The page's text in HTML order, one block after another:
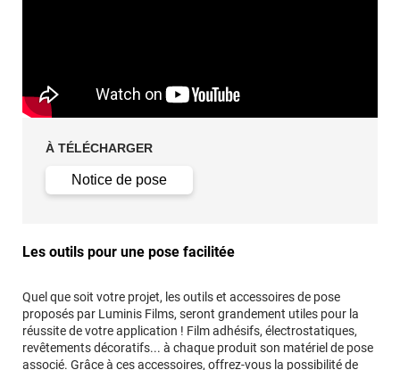
À TÉLÉCHARGER
Notice de pose
Les outils pour une pose facilitée
Quel que soit votre projet, les outils et accessoires de pose
proposés par Luminis Films, seront grandement utiles pour la
réussite de votre application ! Film adhésifs, électrostatiques,
revêtements décoratifs... à chaque produit son matériel de pose
associé. Grâce à ces accessoires, offrez-vous la possibilité de